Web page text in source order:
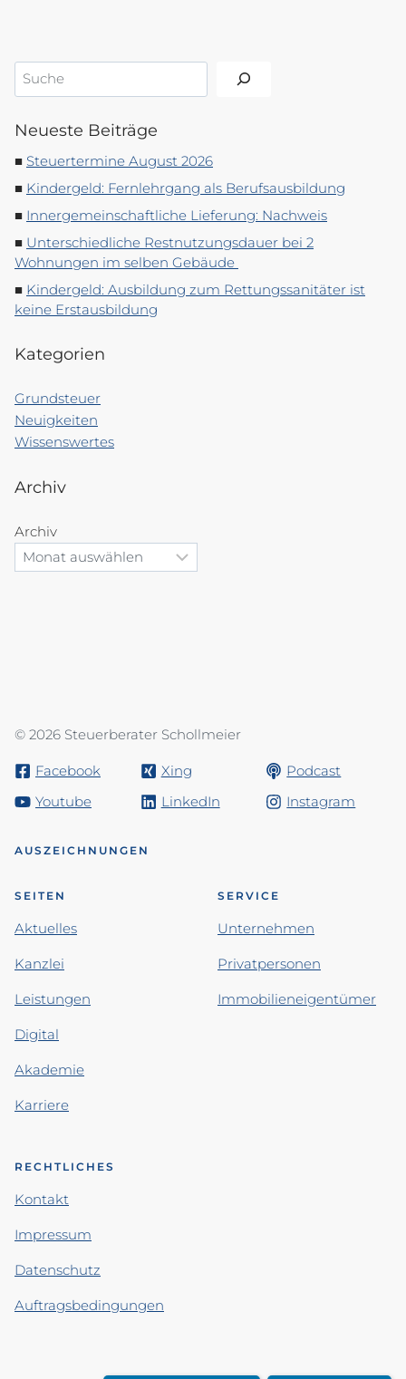
Suchen
Neueste Beiträge
Steuertermine August 2026
Kindergeld: Fernlehrgang als Berufsausbildung
Innergemeinschaftliche Lieferung: Nachweis
Unterschiedliche Restnutzungsdauer bei 2
Wohnungen im selben Gebäude
Kindergeld: Ausbildung zum Rettungssanitäter ist
keine Erstausbildung
Kategorien
Grundsteuer
Neuigkeiten
Wissenswertes
Archiv
Archiv
© 2026 Steuerberater Schollmeier
Facebook Xing
Podcast
Youtube
LinkedIn Instagram
AUSZEICHNUNGEN
SEITEN
Aktuelles
Kanzlei
Leistungen
Digital
Akademie
Karriere
SERVICE
Unternehmen
Privatpersonen
Immobilieneigentümer
RECHTLICHES
Kontakt
Impressum
Datenschutz
Auftragsbedingungen